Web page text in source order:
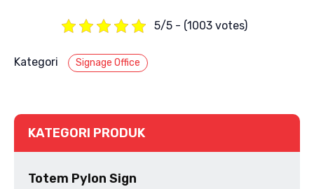
5/5 - (1003 votes)
Kategori Signage Office
KATEGORI PRODUK
Totem Pylon Sign